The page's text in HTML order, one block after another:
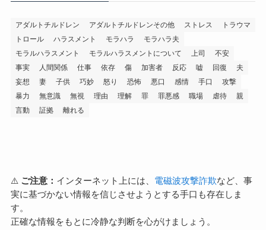
アダルトチルドレン アダルトチルドレンその他 ストレス
トラウマ
トロール
ハラスメント モラハラ
モラハラ夫
モラルハラスメント
モラルハラスメントについて 上司
不安
事実
人間関係 仕事 依存 傷 加害者 反応 嘘 回復
夫
妄想
妻 子供 巧妙 怒り 恐怖 悪口 感情 手口
攻撃
暴力
無意識 無視 理由 理解 罪 罪悪感 職場 虐待
親
言動
証拠 離れる
⚠️ ご注意： インターネット上には、 電磁波攻撃詐欺など、事
実に基づかない情報を信じさせようとする手口も存在しま
す。
正確な情報をもとに冷静な判断を心がけましょう。